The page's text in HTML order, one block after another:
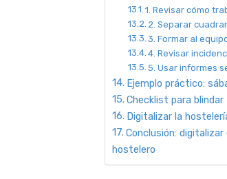
1. Revisar cómo
2. Separar
3. Formar al
4. Revisar
5. Usar informes
Ejemplo práctico:
Checklist para
Digitalizar la
Conclusión:
hostelero